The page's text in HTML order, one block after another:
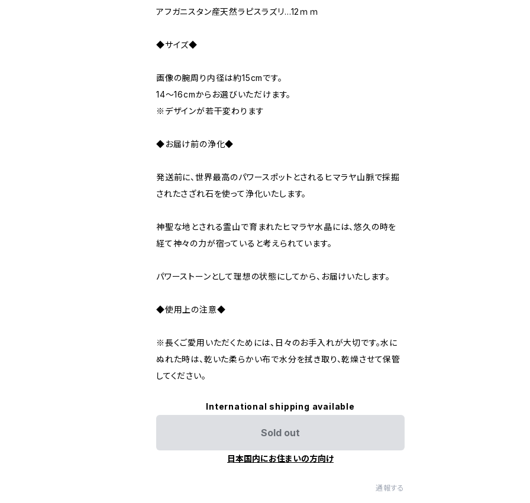
アフガニスタン産天然ラピスラズリ…12ｍｍ
◆サイズ◆
画像の腕周り内径は約15cmです。
14～16cmからお選びいただけます。
※デザインが若干変わります
◆お届け前の浄化◆
発送前に、世界最高のパワースポットとされるヒマラヤ山脈で採掘
されたさざれ石を使って浄化いたします。
神聖な地とされる霊山で育まれたヒマラヤ水晶には、悠久の時を
経て神々の力が宿っていると考えられています。
パワーストーンとして理想の状態にしてから、お届けいたします。
◆使用上の注意◆
※長くご愛用いただくためには、日々のお手入れが大切です。水に
ぬれた時は、乾いた柔らかい布で水分を拭き取り、乾燥させて保管
してください。
International shipping available
Sold out
日本国内にお住まいの方向け
通報する